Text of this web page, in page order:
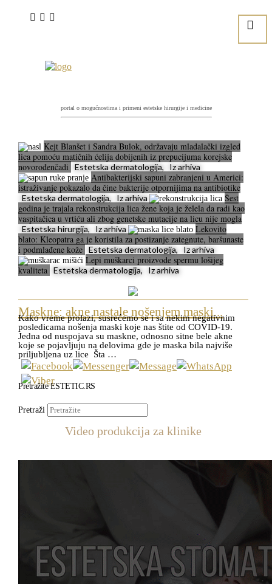
portal o mogućnostima i primeni estetske hirurgije i medicine
Kejt Blanšet i Sandra Bulok, održavaju mladalački izgled
lica pomoću matičnih ćelija dobijenih iz prepucijuma korejske
novorođenčadi
Estetska dermatologija, Iz arhiva
Antibakterijski sapuni zabranjeni u Americi:
istraživanje pokazalo da čine bakterije otpornijima na antibiotike
Estetska dermatologija, Iz arhiva
Šest
godina je trajala rekonstrukcija lica žene koja je želela da radi kao
vaspitačica u vrtiću ali zbog genetske mutacije na licu nije mogla
Estetska hirurgija, Iz arhiva
Lekovito
blato: Kleopatra ga je koristila za postizanje zategnute, baršunaste
i podmlađene kože Estetska dermatologija, Iz arhiva
Lepi muškarci proizvode spermu lošijeg
kvaliteta Estetska dermatologija, Iz arhiva
Maskne: akne nastale nošenjem maski...
Kako vreme prolazi, susrećemo se i sa nekim negativnim
posledicama nošenja maski koje nas štite od COVID-19.
Jedna od nuspojava su maskne, odnosno sitne bele akne
koje se pojavljuju na delovima gde je maska bila najviše
priljubljena uz lice Šta …
Pretražite ESTETIC.RS
Pretraži
Video produkcija za klinike